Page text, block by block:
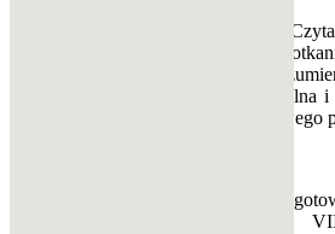
Narodowe
się okazją do
z kulturą i
wciąż jest aktualna
rady
Projekt